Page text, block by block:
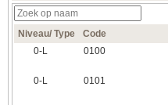
Niveau/ Type Code
0‑L
0100
0‑L 0101